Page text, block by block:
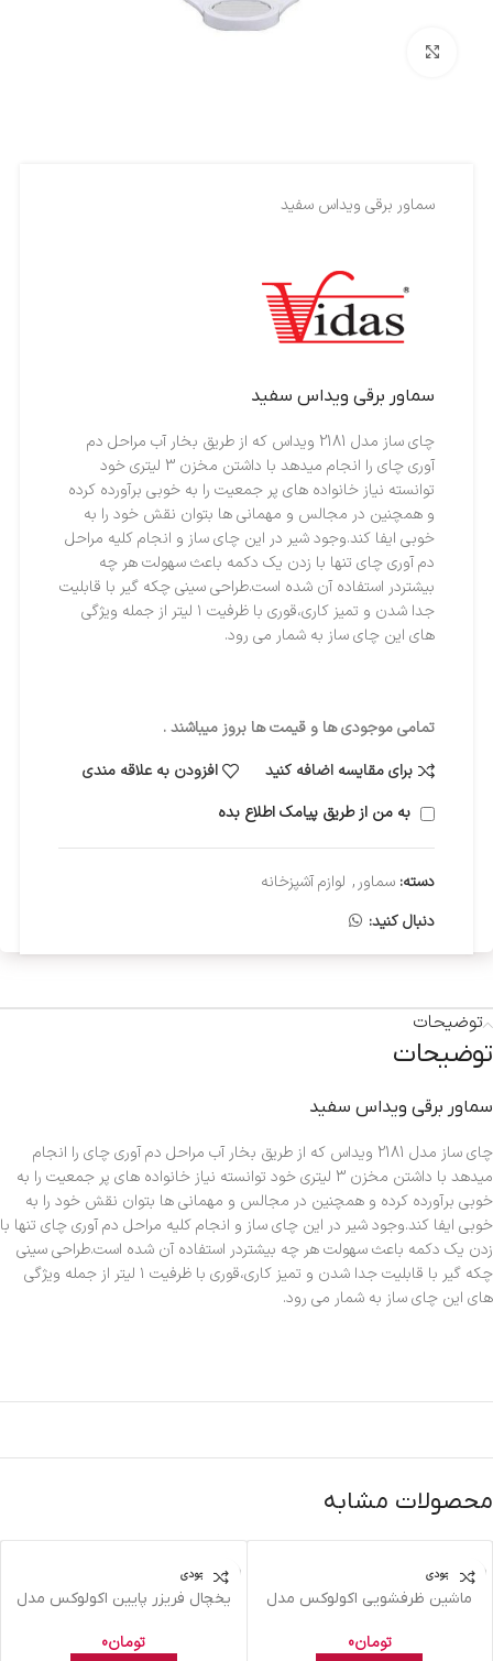
سماور برقي ويداس سفيد
سماور برقي ويداس سفيد
چای ساز مدل 2181 ویداس که از طریق بخار آب مراحل دم
آوری چای را انجام میدهد با داشتن مخزن 3 لیتری خود
توانسته نیاز خانواده های پر جمعیت را به خوبی برآورده کرده
و همچنین در مجالس و مهمانی ها بتوان نقش خود را به
خوبی ایفا کند.وجود شیر در این چای ساز و انجام کلیه مراحل
دم آوری چای تنها با زدن یک دکمه باعث سهولت هر چه
بیشتردر استفاده آن شده است.طراحی سینی چکه گیر با قابلیت
جدا شدن و تمیز کاری،قوری با ظرفیت ۱ لیتر از جمله ویژگی
های این چای ساز به شمار می رود.
تمامی موجودی ها و قیمت ها بروز میباشند .
برای مقایسه اضافه کنید
افزودن به علاقه مندی
به من از طریق پیامک اطلاع بده
دسته: سماور , لوازم آشپزخانه
دنبال کنید:
توضیحات
توضیحات
سماور برقي ويداس سفيد
چای ساز مدل 2181 ویداس که از طریق بخار آب مراحل دم آوری چای را انجام
میدهد با داشتن مخزن 3 لیتری خود توانسته نیاز خانواده های پر جمعیت را به
خوبی برآورده کرده و همچنین در مجالس و مهمانی ها بتوان نقش خود را به
خوبی ایفا کند.وجود شیر در این چای ساز و انجام کلیه مراحل دم آوری چای تنها با
زدن یک دکمه باعث سهولت هر چه بیشتردر استفاده آن شده است.طراحی سینی
چکه گیر با قابلیت جدا شدن و تمیز کاری،قوری با ظرفیت ۱ لیتر از جمله ویژگی
های این چای ساز به شمار می رود.
محصولات مشابه
اتمام موجودی
ماشین ظرفشویی اکولوکس مدل
تومان0
اتمام موجودی
يخچال فريزر پايين اکولوکس مدل
تومان0